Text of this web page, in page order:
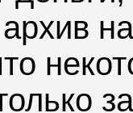
архив